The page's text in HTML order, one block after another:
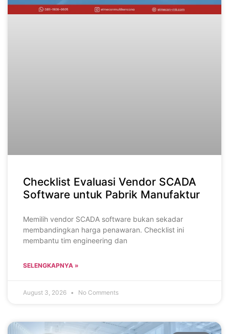
Checklist Evaluasi Vendor SCADA
Software untuk Pabrik Manufaktur
Memilih vendor SCADA software bukan sekadar
membandingkan harga penawaran. Checklist ini
membantu tim engineering dan
SELENGKAPNYA »
August 3, 2026 No Comments